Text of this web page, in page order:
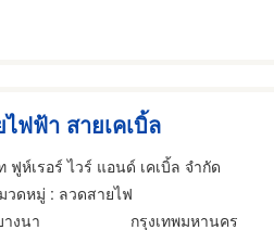
ไฟฟ้า สายเคเบิ้ล
ฟูห์เรอร์ ไวร์ แอนด์ เคเบิ้ล จำกัด
วดหมู่ : ลวดสายไฟ
างนา
กรุงเทพมหานคร